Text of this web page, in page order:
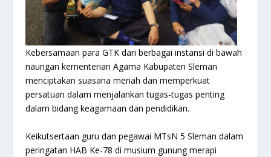
Kebersamaan para GTK dari berbagai instansi di bawah
naungan kementerian Agama Kabupaten Sleman
menciptakan suasana meriah dan memperkuat
persatuan dalam menjalankan tugas-tugas penting
dalam bidang keagamaan dan pendidikan.
Keikutsertaan guru dan pegawai MTsN 5 Sleman dalam
peringatan HAB Ke-78 di musium gunung merapi